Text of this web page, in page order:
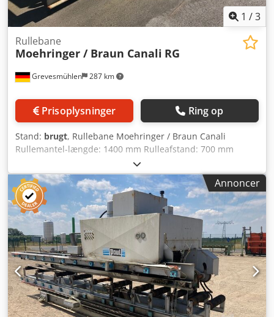
1 /3
Grevesmühlen 287 km
Rullebane
Moehringer / Braun Canali RG
Prisoplysninger Ring op
Stand: brugt, Rullebane Moehringer / Braun Canali
Rullemantel-længde: 1400 mm Rulleafstand: 700 mm
Cjdpfx Ajdffnhoh Aerf Samlet længde: ca. 11.000 mm
Annoncer